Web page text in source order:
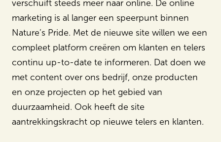
verschuift steeds meer naar online. De online
marketing is al langer een speerpunt binnen
Nature’s Pride. Met de nieuwe site willen we een
compleet platform creëren om klanten en telers
continu up-to-date te informeren. Dat doen we
met content over ons bedrijf, onze producten
en onze projecten op het gebied van
duurzaamheid. Ook heeft de site
aantrekkingskracht op nieuwe telers en klanten.